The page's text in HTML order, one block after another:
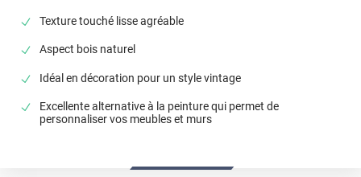
Texture touché lisse agréable
Aspect bois naturel
Idéal en décoration pour un style vintage
Excellente alternative à la peinture qui permet de
personnaliser vos meubles et murs